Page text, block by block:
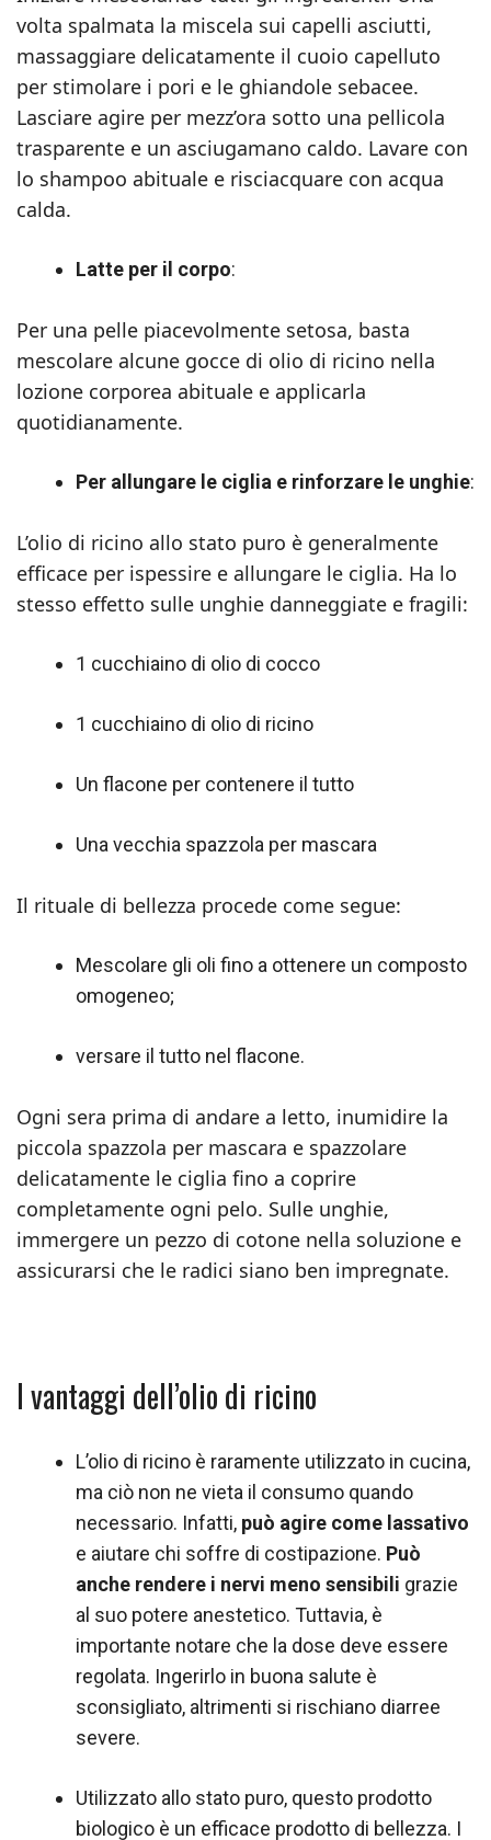
volta spalmata la miscela sui capelli asciutti,
massaggiare delicatamente il cuoio capelluto
per stimolare i pori e le ghiandole sebacee.
Lasciare agire per mezz’ora sotto una pellicola
trasparente e un asciugamano caldo. Lavare con
lo shampoo abituale e risciacquare con acqua
calda.
Latte per il corpo:
Per una pelle piacevolmente setosa, basta
mescolare alcune gocce di olio di ricino nella
lozione corporea abituale e applicarla
quotidianamente.
Per allungare le ciglia e rinforzare le unghie:
L’olio di ricino allo stato puro è generalmente
efficace per ispessire e allungare le ciglia. Ha lo
stesso effetto sulle unghie danneggiate e fragili:
1 cucchiaino di olio di cocco
1 cucchiaino di olio di ricino
Un flacone per contenere il tutto
Una vecchia spazzola per mascara
Il rituale di bellezza procede come segue:
Mescolare gli oli fino a ottenere un composto
omogeneo;
versare il tutto nel flacone.
Ogni sera prima di andare a letto, inumidire la
piccola spazzola per mascara e spazzolare
delicatamente le ciglia fino a coprire
completamente ogni pelo. Sulle unghie,
immergere un pezzo di cotone nella soluzione e
assicurarsi che le radici siano ben impregnate.
I vantaggi dell’olio di ricino
L’olio di ricino è raramente utilizzato in cucina,
ma ciò non ne vieta il consumo quando
necessario. Infatti, può agire come lassativo
e aiutare chi soffre di costipazione. Può
anche rendere i nervi meno sensibili grazie
al suo potere anestetico. Tuttavia, è
importante notare che la dose deve essere
regolata. Ingerirlo in buona salute è
sconsigliato, altrimenti si rischiano diarree
severe.
Utilizzato allo stato puro, questo prodotto
biologico è un efficace prodotto di bellezza. I